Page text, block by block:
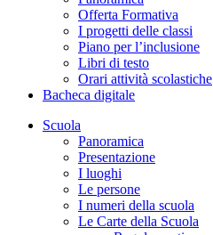
Offerta Formativa
I progetti delle classi
Piano per l’inclusione
Libri di testo
Orari attività scolastiche
Bacheca digitale
Scuola
Panoramica
Presentazione
I luoghi
Le persone
I numeri della scuola
Le Carte della Scuola